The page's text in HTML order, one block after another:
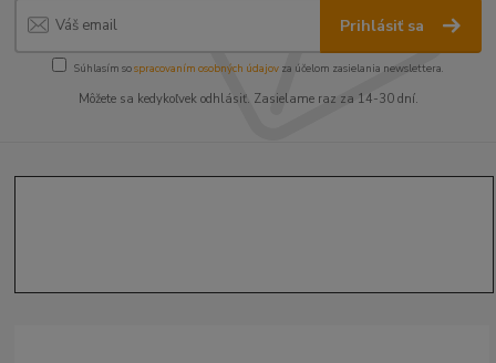
Prihlásiť sa
Súhlasím sospracovaním osobných údajov za účelom zasielania newslettera.
Môžete sa kedykoľvek odhlásiť. Zasielame raz za 14-30 dní.